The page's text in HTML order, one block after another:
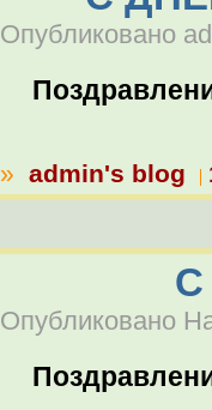
Опубликовано
» admin's blog
Опубликовано